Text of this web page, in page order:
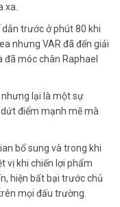
xa.
trước ở phút 80 khi
nhưng VAR đã đến giải
móc chân Raphael
lại là một sự
điểm mạnh mẽ mà
bổ sung và trong khi
vị khi chiến lợi phẩm
hiện bất bại trước chủ
mọi đấu trường.